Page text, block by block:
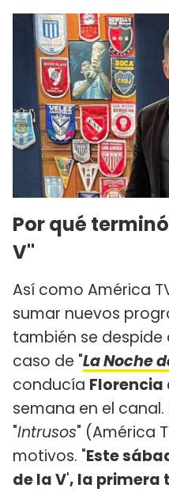
Por qué
V"
Así como América
sumar nuevos
también se despide
caso de "La Noche
conducía Florencia
semana en el
"Intrusos" (América
motivos. "Este
de la V', la primera